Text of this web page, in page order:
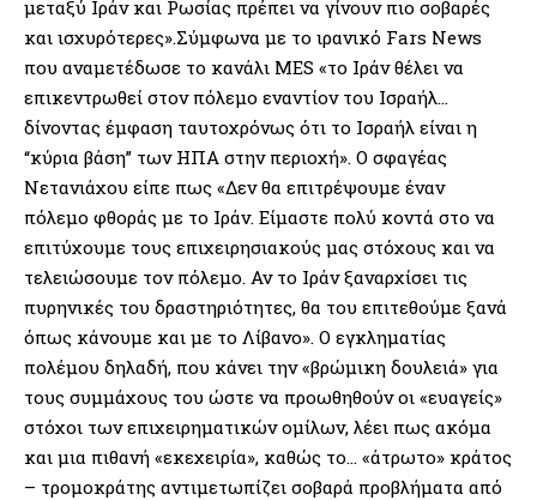
μεταξύ Ιράν και Ρωσίας πρέπει να γίνουν πιο σοβαρές
και ισχυρότερες».Σύμφωνα με το ιρανικό Fars News
που αναμετέδωσε το κανάλι MES «το Ιράν θέλει να
επικεντρωθεί στον πόλεμο εναντίον του Ισραήλ…
δίνοντας έμφαση ταυτοχρόνως ότι το Ισραήλ είναι η
“κύρια βάση” των ΗΠΑ στην περιοχή». Ο σφαγέας
Νετανιάχου είπε πως «Δεν θα επιτρέψουμε έναν
πόλεμο φθοράς με το Ιράν. Είμαστε πολύ κοντά στο να
επιτύχουμε τους επιχειρησιακούς μας στόχους και να
τελειώσουμε τον πόλεμο. Αν το Ιράν ξαναρχίσει τις
πυρηνικές του δραστηριότητες, θα του επιτεθούμε ξανά
όπως κάνουμε και με το Λίβανο». Ο εγκληματίας
πολέμου δηλαδή, που κάνει την «βρώμικη δουλειά» για
τους συμμάχους του ώστε να προωθηθούν οι «ευαγείς»
στόχοι των επιχειρηματικών ομίλων, λέει πως ακόμα
και μια πιθανή «εκεχειρία», καθώς το… «άτρωτο» κράτος
– τρομοκράτης αντιμετωπίζει σοβαρά προβλήματα από